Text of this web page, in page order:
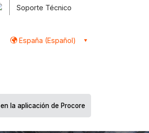
Soporte Técnico
España (Español)
la aplicación de Procore